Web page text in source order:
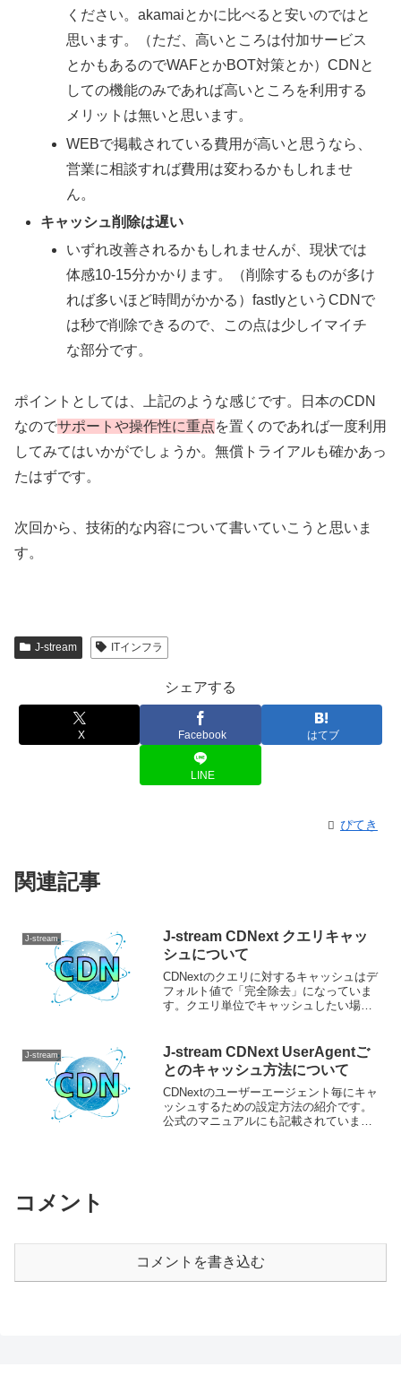
ください。akamaiとかに比べると安いのではと
思います。（ただ、高いところは付加サービス
とかもあるのでWAFとかBOT対策とか）CDNと
しての機能のみであれば高いところを利用する
メリットは無いと思います。
WEBで掲載されている費用が高いと思うなら、
営業に相談すれば費用は変わるかもしれませ
ん。
キャッシュ削除は遅い
いずれ改善されるかもしれませんが、現状では
体感10-15分かかります。（削除するものが多け
れば多いほど時間がかかる）fastlyというCDNで
は秒で削除できるので、この点は少しイマイチ
な部分です。
ポイントとしては、上記のような感じです。日本のCDN
なのでサポートや操作性に重点を置くのであれば一度利用
してみてはいかがでしょうか。無償トライアルも確かあっ
たはずです。
次回から、技術的な内容について書いていこうと思いま
す。
J-stream ITインフラ
シェアする
X Facebook はてブ
LINE
ぴてき
関連記事
J-stream
J-stream CDNext クエリキャッ
シュについて
CDNextのクエリに対するキャッシュはデ
フォルト値で「完全除去」になっていま
す。クエリ単位でキャッシュしたい場合
J-stream
J-stream CDNext UserAgentご
とのキャッシュ方法について
CDNextのユーザーエージェント毎にキャ
ッシュするための設定方法の紹介です。
公式のマニュアルにも記載されています
コメント
コメントを書き込む